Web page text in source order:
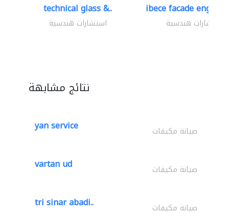
technical glass &..
استشارات هندسية
ibece facade
استشارات هندسية
نتائج مشابهة
yan service صيانة مكيفات
vartan ud صيانة مكيفات
tri sinar abadi.. صيانة مكيفات